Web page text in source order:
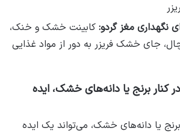
نگهداری مغز گردو: کابینت خشک و خنک،
جای خشک فریزر به دور از مواد غذایی
در کنار برنج یا دانه‌های خشک، ایده
برنج یا دانه‌های خشک، می‌تواند یک ایده